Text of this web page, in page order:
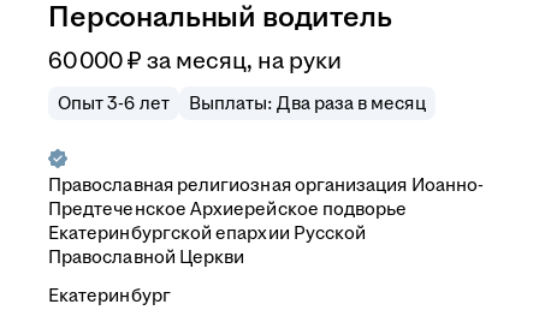
Персональный водитель
60 000₽ за месяц, на руки
Опыт 3-6 лет Выплаты: Два раза в месяц
Православная религиозная организация Иоанно-
Предтеченское Архиерейское подворье
Екатеринбургской епархии Русской
Православной Церкви
Екатеринбург